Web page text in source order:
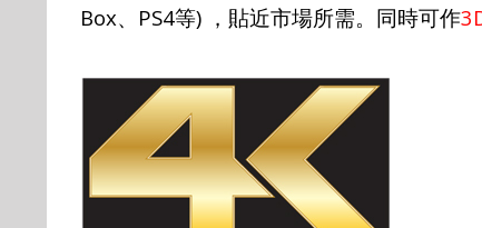
Box、 PS4等) ，貼近市場所需。同時可作